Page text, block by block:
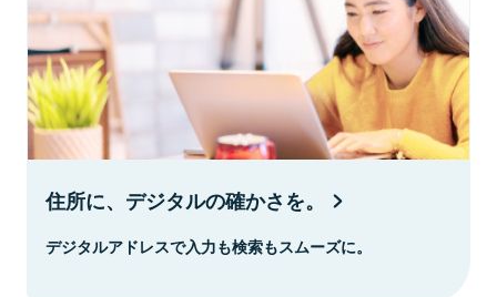
住所に、デジタルの確かさを。
デジタルアドレスで入力も検索もスムーズに。